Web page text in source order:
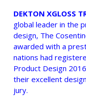
DEKTON XGLOSS
global leader in the
design, The
awarded with a
nations had
Product Design
their excellent
jury.